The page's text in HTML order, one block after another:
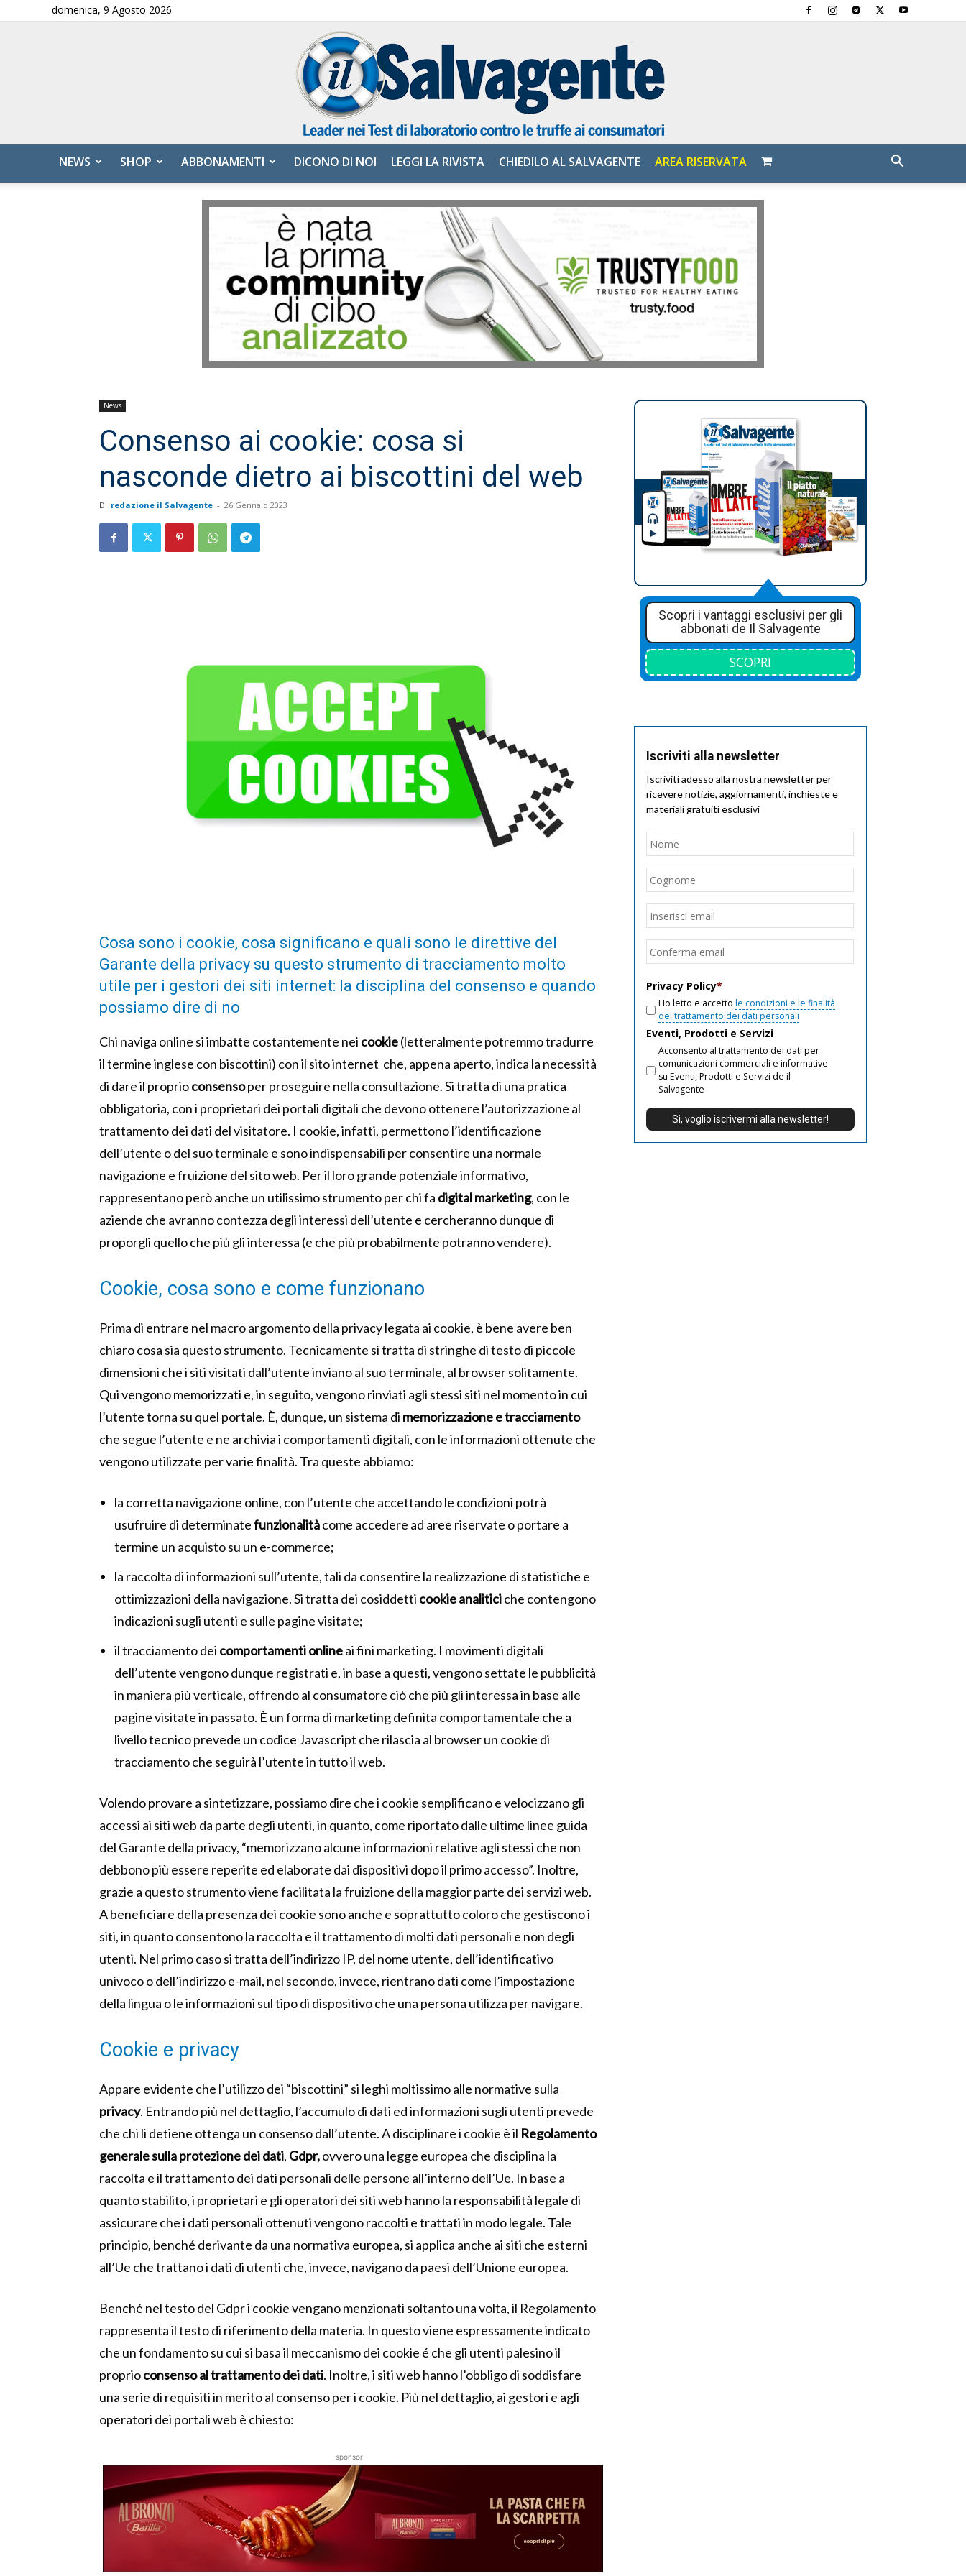
domenica, 9 Agosto 2026
Salvagente
NEWS SHOP ABBONAMENTI DICONO DI NOI LEGGI LA RIVISTA CHIEDILO AL SALVAGENTE AREA RISERVATA
News
Consenso ai cookie: cosa si
nasconde dietro ai biscottini del web
Di redazione il Salvagente - 26 Gennaio 2023
Cosa sono i cookie, cosa significano e quali sono le direttive del
Garante della privacy su questo strumento di tracciamento molto
utile per i gestori dei siti internet: la disciplina del consenso e quando
possiamo dire di no
Chi naviga online si imbatte costantemente nei cookie(letteralmente potremmo tradurre
il termine inglese con biscottini) con il sito internet che, appena aperto, indica la necessità
di dare il proprioconsensoper proseguire nella consultazione. Si tratta di una pratica
obbligatoria, con i proprietari dei portali digitali che devono ottenere l’autorizzazione al
trattamento dei dati del visitatore. I cookie, infatti, permettono l’identificazione
dell’utente o del suo terminale e sono indispensabili per consentire una normale
navigazione e fruizione del sito web. Per il loro grande potenziale informativo,
rappresentano però anche un utilissimo strumento per chi fa digital marketing, con le
aziende che avranno contezza degli interessi dell’utente e cercheranno dunque di
proporgli quello che più gli interessa (e che più probabilmente potranno vendere).
Cookie, cosa sono e come funzionano
Prima di entrare nel macro argomento della privacy legata ai cookie, è bene avere ben
chiaro cosa sia questo strumento. Tecnicamente si tratta di stringhe di testo di piccole
dimensioni che i siti visitati dall’utente inviano al suo terminale, al browser solitamente.
Qui vengono memorizzati e, in seguito, vengono rinviati agli stessi siti nel momento in cui
l’utente torna su quel portale. È, dunque, un sistema di memorizzazione e tracciamento
che segue l’utente e ne archivia i comportamenti digitali, con le informazioni ottenute che
vengono utilizzate per varie finalità. Tra queste abbiamo:
la corretta navigazione online, con l’utente che accettando le condizioni potrà
usufruire di determinatefunzionalitàcome accedere ad aree riservate o portare a
termine un acquisto su un e-commerce;
la raccolta di informazioni sull’utente, tali da consentire la realizzazione di statistiche e
ottimizzazioni della navigazione. Si tratta dei cosiddetti cookie analiticiche contengono
indicazioni sugli utenti e sulle pagine visitate;
il tracciamento dei comportamenti onlineai fini marketing. I movimenti digitali
dell’utente vengono dunque registrati e, in base a questi, vengono settate le pubblicità
in maniera più verticale, offrendo al consumatore ciò che più gli interessa in base alle
pagine visitate in passato. È un forma di marketing definita comportamentale che a
livello tecnico prevede un codice Javascript che rilascia al browser un cookie di
tracciamento che seguirà l’utente in tutto il web.
Volendo provare a sintetizzare, possiamo dire che i cookie semplificano e velocizzano gli
accessi ai siti web da parte degli utenti, in quanto, come riportato dalle ultime linee guida
del Garante della privacy, “memorizzano alcune informazioni relative agli stessi che non
debbono più essere reperite ed elaborate dai dispositivi dopo il primo accesso”. Inoltre,
grazie a questo strumento viene facilitata la fruizione della maggior parte dei servizi web.
A beneficiare della presenza dei cookie sono anche e soprattutto coloro che gestiscono i
siti, in quanto consentono la raccolta e il trattamento di molti dati personali e non degli
utenti. Nel primo caso si tratta dell’indirizzo IP, del nome utente, dell’identificativo
univoco o dell’indirizzo e-mail, nel secondo, invece, rientrano dati come l’impostazione
della lingua o le informazioni sul tipo di dispositivo che una persona utilizza per navigare.
Cookie e privacy
Appare evidente che l’utilizzo dei “biscottini” si leghi moltissimo alle normative sulla
privacy. Entrando più nel dettaglio, l’accumulo di dati ed informazioni sugli utenti prevede
che chi li detiene ottenga un consenso dall’utente. A disciplinare i cookie è il Regolamento
generale sulla protezione dei dati, Gdpr,ovvero una legge europea che disciplina la
raccolta e il trattamento dei dati personali delle persone all’interno dell’Ue. In base a
quanto stabilito, i proprietari e gli operatori dei siti web hanno la responsabilità legale di
assicurare che i dati personali ottenuti vengono raccolti e trattati in modo legale. Tale
principio, benché derivante da una normativa europea, si applica anche ai siti che esterni
all’Ue che trattano i dati di utenti che, invece, navigano da paesi dell’Unione europea.
Benché nel testo del Gdpr i cookie vengano menzionati soltanto una volta, il Regolamento
rappresenta il testo di riferimento della materia. In questo viene espressamente indicato
che un fondamento su cui si basa il meccanismo dei cookie é che gli utenti palesino il
proprioconsenso al trattamento dei dati. Inoltre, i siti web hanno l’obbligo di soddisfare
una serie di requisiti in merito al consenso per i cookie. Più nel dettaglio, ai gestori e agli
operatori dei portali web è chiesto:
sponsor
Scopri i vantaggi esclusivi per gli
abbonati de Il Salvagente
SCOPRI
Iscriviti alla newsletter
Iscriviti adesso alla nostra newsletter per
ricevere notizie, aggiornamenti, inchieste e
materiali gratuiti esclusivi
Nome
Email
Privacy Policy*
Ho letto e accetto le condizioni e le finalità
del trattamento dei dati personali
Eventi, Prodotti e Servizi
Acconsento al trattamento dei dati per
comunicazioni commerciali e informative
su Eventi, Prodotti e Servizi de il
Salvagente